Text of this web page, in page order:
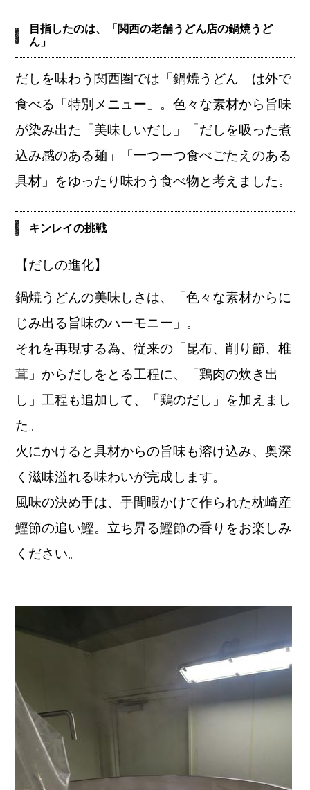
目指したのは、「関西の老舗うどん店の鍋焼うど
ん」
だしを味わう関西圏では「鍋焼うどん」は外で
食べる「特別 メニュー 」 。色々な素材から旨味
が染み出た「美味しいだし」「だしを吸った煮
込み感のある麺」「一つ一つ食べごたえのある
具材」をゆったり 味わう食べ物と考えました。
キンレイの挑戦
【だしの進化】
鍋焼うどんの美味しさは、「色々な素材からに
じみ出る旨味のハーモニー 」。
それを再現する為、従来の「昆布、削り節、椎
茸」からだしをとる工程に、
「鶏肉の炊き出
し」工程も追加して、「鶏のだし」を加えまし
た。
火にかけると具材からの旨味も溶け込み、奥深
く滋味溢れる味わいが完成します。
風味の決め手は、手間暇かけて作られた枕崎産
鰹節の追い鰹。 立ち昇る鰹節の香 り をお楽しみ
ください。